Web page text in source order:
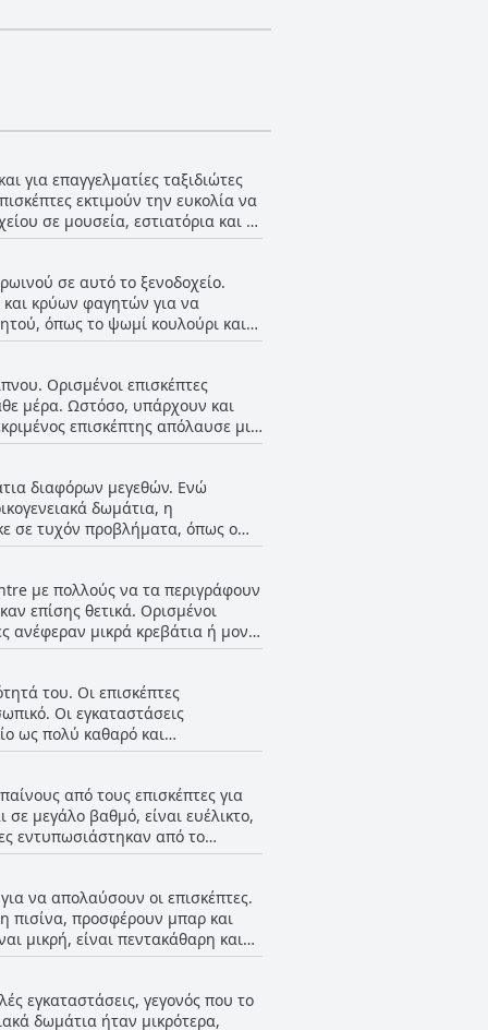
για επαγγελματίες ταξιδιώτες
εκτιμούν την ευκολία να
σε μουσεία, εστιατόρια και το
και υπάρχει άφθονος δωρεάν
σε συνέδρια ή συνέδρια, καθώς
συνεδρίου. Ενώ ορισμένοι
την ευκολία του σταθμού του
επισκέπτες χαρακτήρισαν την
είναι ένα σαφές
σε αυτό το ξενοδοχείο.
και κρύων φαγητών για να
όπως το ψωμί κουλούρι και
του τελευταίου ορόφου.
χυμούς και δημητριακά
επισκέπτες είχαν καλές
τα λίγα παράπονα σχετικά με
πρωινού αξίζουν να
Ορισμένοι επισκέπτες
μέρα. Ωστόσο, υπάρχουν και
επισκέπτης απόλαυσε μια
επιδόρπιο και μη
την ποικιλία και τις
αρνητικές κριτικές μαζί με το
σημειωθεί ότι δεν υπάρχει
διαφόρων μεγεθών. Ενώ
δωμάτια, η
σε τυχόν προβλήματα, όπως ο
μπάνια. Ορισμένοι επισκέπτες
έλαβαν θετικές κριτικές για
με πολλούς να τα περιγράφουν
επίσης θετικά. Ορισμένοι
ανέφεραν μικρά κρεβάτια ή μονά
ύπνου στο ξενοδοχείο.
του. Οι επισκέπτες
Οι εγκαταστάσεις
ως πολύ καθαρό και
ντους ή σκονισμένες
επισκέπτες σημειώνουν ότι
συνολικά το ξενοδοχείο
και οι ΗΠΑ, αναφέρουν
από τους επισκέπτες για
μεγάλο βαθμό, είναι ευέλικτο,
εντυπωσιάστηκαν από το
εύχονται να μπορούσαν να τους
τους επισκέπτες να αναφέρουν
έλαβε επίσης επαίνους
καλά εκπαιδευμένο, η
δόθηκαν στον Γιάννη, τη
οι επισκέπτες
τη διαμονή τους ευχάριστη.
να απολαύσουν οι επισκέπτες.
πισίνα, προσφέρουν μπαρ και
μικρή, είναι πεντακάθαρη και
όροφο, που περιλαμβάνει
να είναι ενοχλητική. Ωστόσο,
αγαπημένη τους παροχή,
υπόψη ότι η πισίνα στον
εγκαταστάσεις, γεγονός που το
δωμάτια ήταν μικρότερα,